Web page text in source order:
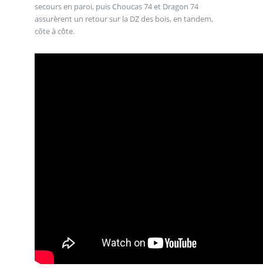
secours en paroi, puis Choucas 74 et Dragon 74
assurèrent un retour sur la DZ des bois, en tandem,
côte à côte.